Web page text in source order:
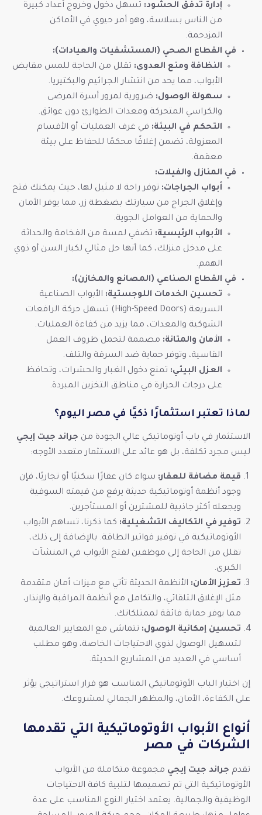
إدارة تدفق الحشود: تسهل دخول وخروج أعداد كبيرة
من الناس بسلاسة، وهو أمر حيوي في الأماكن
المزدحمة.
في القطاع الصحي (المستشفيات والعيادات):
النظافة ومنع العدوى: تقلل من الحاجة للمس مقابض
الأبواب، مما يحد من انتشار الجراثيم والبكتيريا.
سهولة الوصول: ضرورية لمرور أسرة المرضى
والكراسي المتحركة ومعدات الطوارئ دون عوائق.
التحكم في البيئة: في غرف العمليات أو الأقسام
المعزولة، تضمن إغلاقًا محكمًا للحفاظ على بيئة
معقمة.
في المنازل والفيلات:
أبواب الجراجات: توفر راحة لا مثيل لها، حيث يمكنك فتح
وإغلاق الجراج من سيارتك بضغطة زر، مما يوفر الأمان
والحماية من العوامل الجوية.
الأبواب الرئيسية: تضفي لمسة من الفخامة والحداثة
على مدخل منزلك، كما أنها حل مثالي لكبار السن أو ذوي
الهمم.
في القطاع الصناعي (المصانع والمخازن):
تحسين الخدمات اللوجستية: الأبواب الصناعية
السريعة (High-Speed Doors) تسهل حركة الرافعات
الشوكية والمعدات، مما يزيد من كفاءة العمليات.
الأمان والمتانة: مصممة لتحمل ظروف العمل
القاسية، وتوفر حماية ضد السرقة والتلف.
العزل البيئي: تمنع دخول الغبار والحشرات، وتحافظ
على درجات الحرارة في مناطق التخزين المبردة.
لماذا تعتبر استثمارًا ذكيًا في مصر اليوم؟
الاستثمار في باب أوتوماتيكي عالي الجودة من جراند جيت إيجي
ليس مجرد تكلفة، بل هو عائد على الاستثمار متعدد الأوجه:
قيمة مضافة للعقار: سواء كان عقارًا سكنيًا أو تجاريًا، فإن
وجود أنظمة أوتوماتيكية حديثة يرفع من قيمته السوقية
ويجعله أكثر جاذبية للمشترين أو المستأجرين.
توفير في التكاليف التشغيلية: كما ذكرنا، تساهم الأبواب
الأوتوماتيكية في توفير فواتير الطاقة. بالإضافة إلى ذلك،
تقلل من الحاجة إلى موظفين لفتح الأبواب في المنشآت
الكبرى.
تعزيز الأمان: الأنظمة الحديثة تأتي مع ميزات أمان متقدمة
مثل الإغلاق التلقائي، والتكامل مع أنظمة المراقبة والإنذار،
مما يوفر حماية فائقة لممتلكاتك.
تحسين إمكانية الوصول: تتماشى مع المعايير العالمية
لتسهيل الوصول لذوي الاحتياجات الخاصة، وهو مطلب
أساسي في العديد من المشاريع الحديثة.
إن اختيار الباب الأوتوماتيكي المناسب هو قرار استراتيجي يؤثر
على الكفاءة، الأمان، والمظهر الجمالي لمشروعك.
أنواع الأبواب الأوتوماتيكية التي تقدمها
الشركات في مصر
تقدم جراند جيت إيجي مجموعة متكاملة من الأبواب
الأوتوماتيكية التي تم تصميمها لتلبية كافة الاحتياجات
الوظيفية والجمالية. يعتمد اختيار النوع المناسب على عدة